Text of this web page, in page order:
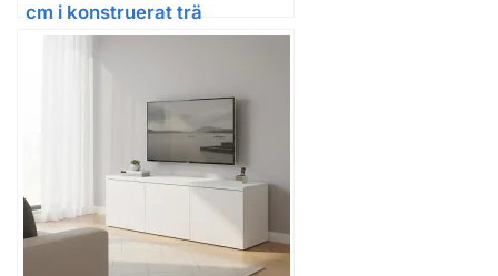
cm i konstruerat trä